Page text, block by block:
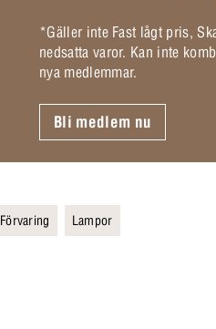
*Gäller inte Fast lågt pris,
nedsatta varor. Kan inte
nya medlemmar.
Bli medlem nu
Förvaring Lampor